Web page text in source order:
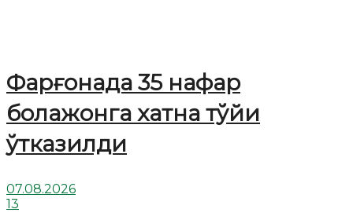
Фарғонада 35 нафар
болажонга хатна тўйи
ўтказилди
07.08.2026
13